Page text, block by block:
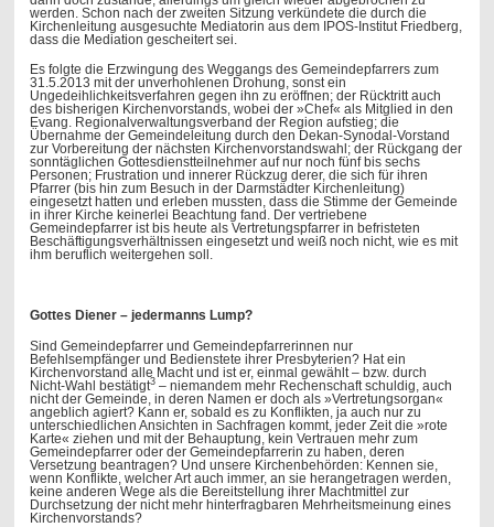
werden. Schon nach der zweiten Sitzung verkündete die durch die
Kirchenleitung ausgesuchte Mediatorin aus dem IPOS-Institut Friedberg,
dass die Mediation gescheitert sei.
Es folgte die Erzwingung des Weggangs des Gemeindepfarrers zum
31.5.2013 mit der unverhohlenen Drohung, sonst ein
Ungedeihlichkeitsverfahren gegen ihn zu eröffnen; der Rücktritt auch
des bisherigen Kirchenvorstands, wobei der »Chef« als Mitglied in den
Evang. Regionalverwaltungsverband der Region aufstieg; die
Übernahme der Gemeindeleitung durch den Dekan-Synodal-Vorstand
zur Vorbereitung der nächsten Kirchenvorstandswahl; der Rückgang der
sonntäglichen Gottesdienstteilnehmer auf nur noch fünf bis sechs
Personen; Frustration und innerer Rückzug derer, die sich für ihren
Pfarrer (bis hin zum Besuch in der Darmstädter Kirchenleitung)
eingesetzt hatten und erleben mussten, dass die Stimme der Gemeinde
in ihrer Kirche keinerlei Beachtung fand. Der vertriebene
Gemeindepfarrer ist bis heute als Vertretungspfarrer in befristeten
Beschäftigungsverhältnissen eingesetzt und weiß noch nicht, wie es mit
ihm beruflich weitergehen soll.
Gottes Diener – jedermanns Lump?
Sind Gemeindepfarrer und Gemeindepfarrerinnen nur
Befehlsempfänger und Bedienstete ihrer Presbyterien? Hat ein
Kirchenvorstand alle Macht und ist er, einmal gewählt – bzw. durch
Nicht-Wahl bestätigt3– niemandem mehr Rechenschaft schuldig, auch
nicht der Gemeinde, in deren Namen er doch als »Vertretungsorgan«
angeblich agiert? Kann er, sobald es zu Konflikten, ja auch nur zu
unterschiedlichen Ansichten in Sachfragen kommt, jeder Zeit die »rote
Karte« ziehen und mit der Behauptung, kein Vertrauen mehr zum
Gemeindepfarrer oder der Gemeindepfarrerin zu haben, deren
Versetzung beantragen? Und unsere Kirchenbehörden: Kennen sie,
wenn Konflikte, welcher Art auch immer, an sie herangetragen werden,
keine anderen Wege als die Bereitstellung ihrer Machtmittel zur
Durchsetzung der nicht mehr hinterfragbaren Mehrheitsmeinung eines
Kirchenvorstands?